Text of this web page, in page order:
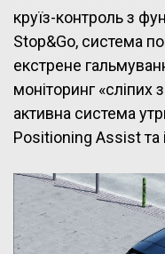
круїз-контроль з
Stop&Go, система
екстрене
моніторинг «сліпих
активна система
Positioning Assist та